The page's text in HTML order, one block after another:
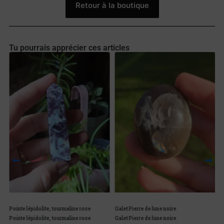
Retour à la boutique
Tu pourrais apprécier ces articles
Pointe lépidolite, tourmaline rose
Pointe lépidolite, tourmaline rose
Galet Pierre de lune noire
Galet Pierre de lune noire